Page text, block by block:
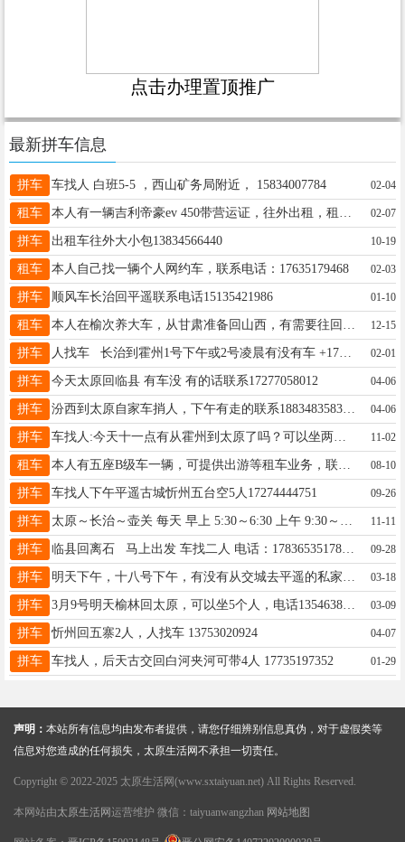
点击办理置顶推广
最新拼车信息
拼车 车找人 白班5-5 ，西山矿务局附近， 15834007784 02-04
租车 02-07
拼车 出租车往外大小包13834566440 10-19
租车 本人自己找一辆个人网约车，联系电话：17635179468 02-03
拼车 顺风车长治回平遥联系电话15135421986 01-10
租车 12-15
拼车 人找车 长治到霍州1号下午或2号凌晨有没有车 +17836083405 02-01
拼车 今天太原回临县 有车没 有的话联系17277058012 04-06
拼车 汾西到太原自家车捎人，下午有走的联系18834835839。 04-06
拼车 11-02
租车 08-10
拼车 车找人下午平遥古城忻州五台空5人17274444751 09-26
拼车 11-11
拼车 临县回离石 马上出发 车找二人 电话：17836535178 离石~临县 13111215178 每天往返 24小时约车 电话 ：17836535178（ 代稍快件）（微信同号）（包车随时走） 09-28
拼车 03-18
拼车 3月9号明天榆林回太原，可以坐5个人，电话13546381199 03-09
拼车 忻州回五寨2人，人找车 13753020924 04-07
拼车 车找人，后天古交回白河夹河可带4人 17735197352 01-29
声明： 本站所有信息均由发布者提供，请您仔细辨别信息真伪，对于虚假类等
信息对您造成的任何损失，太原生活网不承担一切责任。
Copyright © 2022-2025 太原生活网(www.sxtaiyuan.net) All Rights Reserved.
本网站由太原生活网 运营维护 微信：taiyuanwangzhan 网站地图